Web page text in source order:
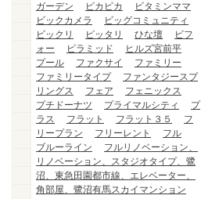
ガーデン
ピカピカ
ビタミンママ
ビックカメラ
ビッグコミュニティ
ビックリ
ピッタリ ひな壇
ビフ
ォー
ピラミッド
ヒルズ宮前平
プール
ファクサイ
ファミリー
ファミリータイプ
ファンタジースプ
リングス
フェア
フェニックス
プチドーナツ
プライマルシティ
プ
ラス
フラット フラット３５
フ
リープラン
フリーレント
フル
ブルーライン
フルリノベーション、
リノベーション、スタジオタイプ、鷺
沼、東急田園都市線、エレベーター、
角部屋、鷺沼有馬スカイマンション